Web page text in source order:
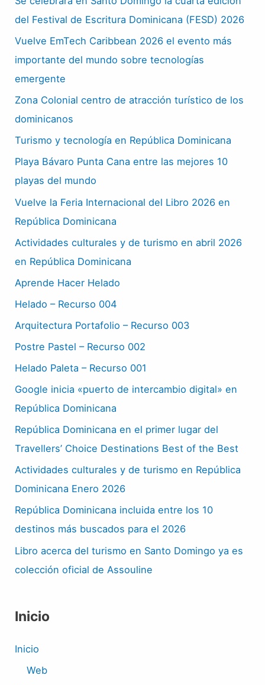
del Festival de Escritura Dominicana (FESD) 2026
Vuelve EmTech Caribbean 2026 el evento más
importante del mundo sobre tecnologías
emergente
Zona Colonial centro de atracción turístico de los
dominicanos
Turismo y tecnología en República Dominicana
Playa Bávaro Punta Cana entre las mejores 10
playas del mundo
Vuelve la Feria Internacional del Libro 2026 en
República Dominicana
Actividades culturales y de turismo en abril 2026
en República Dominicana
Aprende Hacer Helado
Helado – Recurso 004
Arquitectura Portafolio – Recurso 003
Postre Pastel – Recurso 002
Helado Paleta – Recurso 001
Google inicia «puerto de intercambio digital» en
República Dominicana
República Dominicana en el primer lugar del
Travellers’ Choice Destinations Best of the Best
Actividades culturales y de turismo en República
Dominicana Enero 2026
República Dominicana incluida entre los 10
destinos más buscados para el 2026
Libro acerca del turismo en Santo Domingo ya es
colección oficial de Assouline
Inicio
Inicio
Web